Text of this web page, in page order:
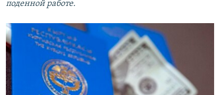
поденной работе.